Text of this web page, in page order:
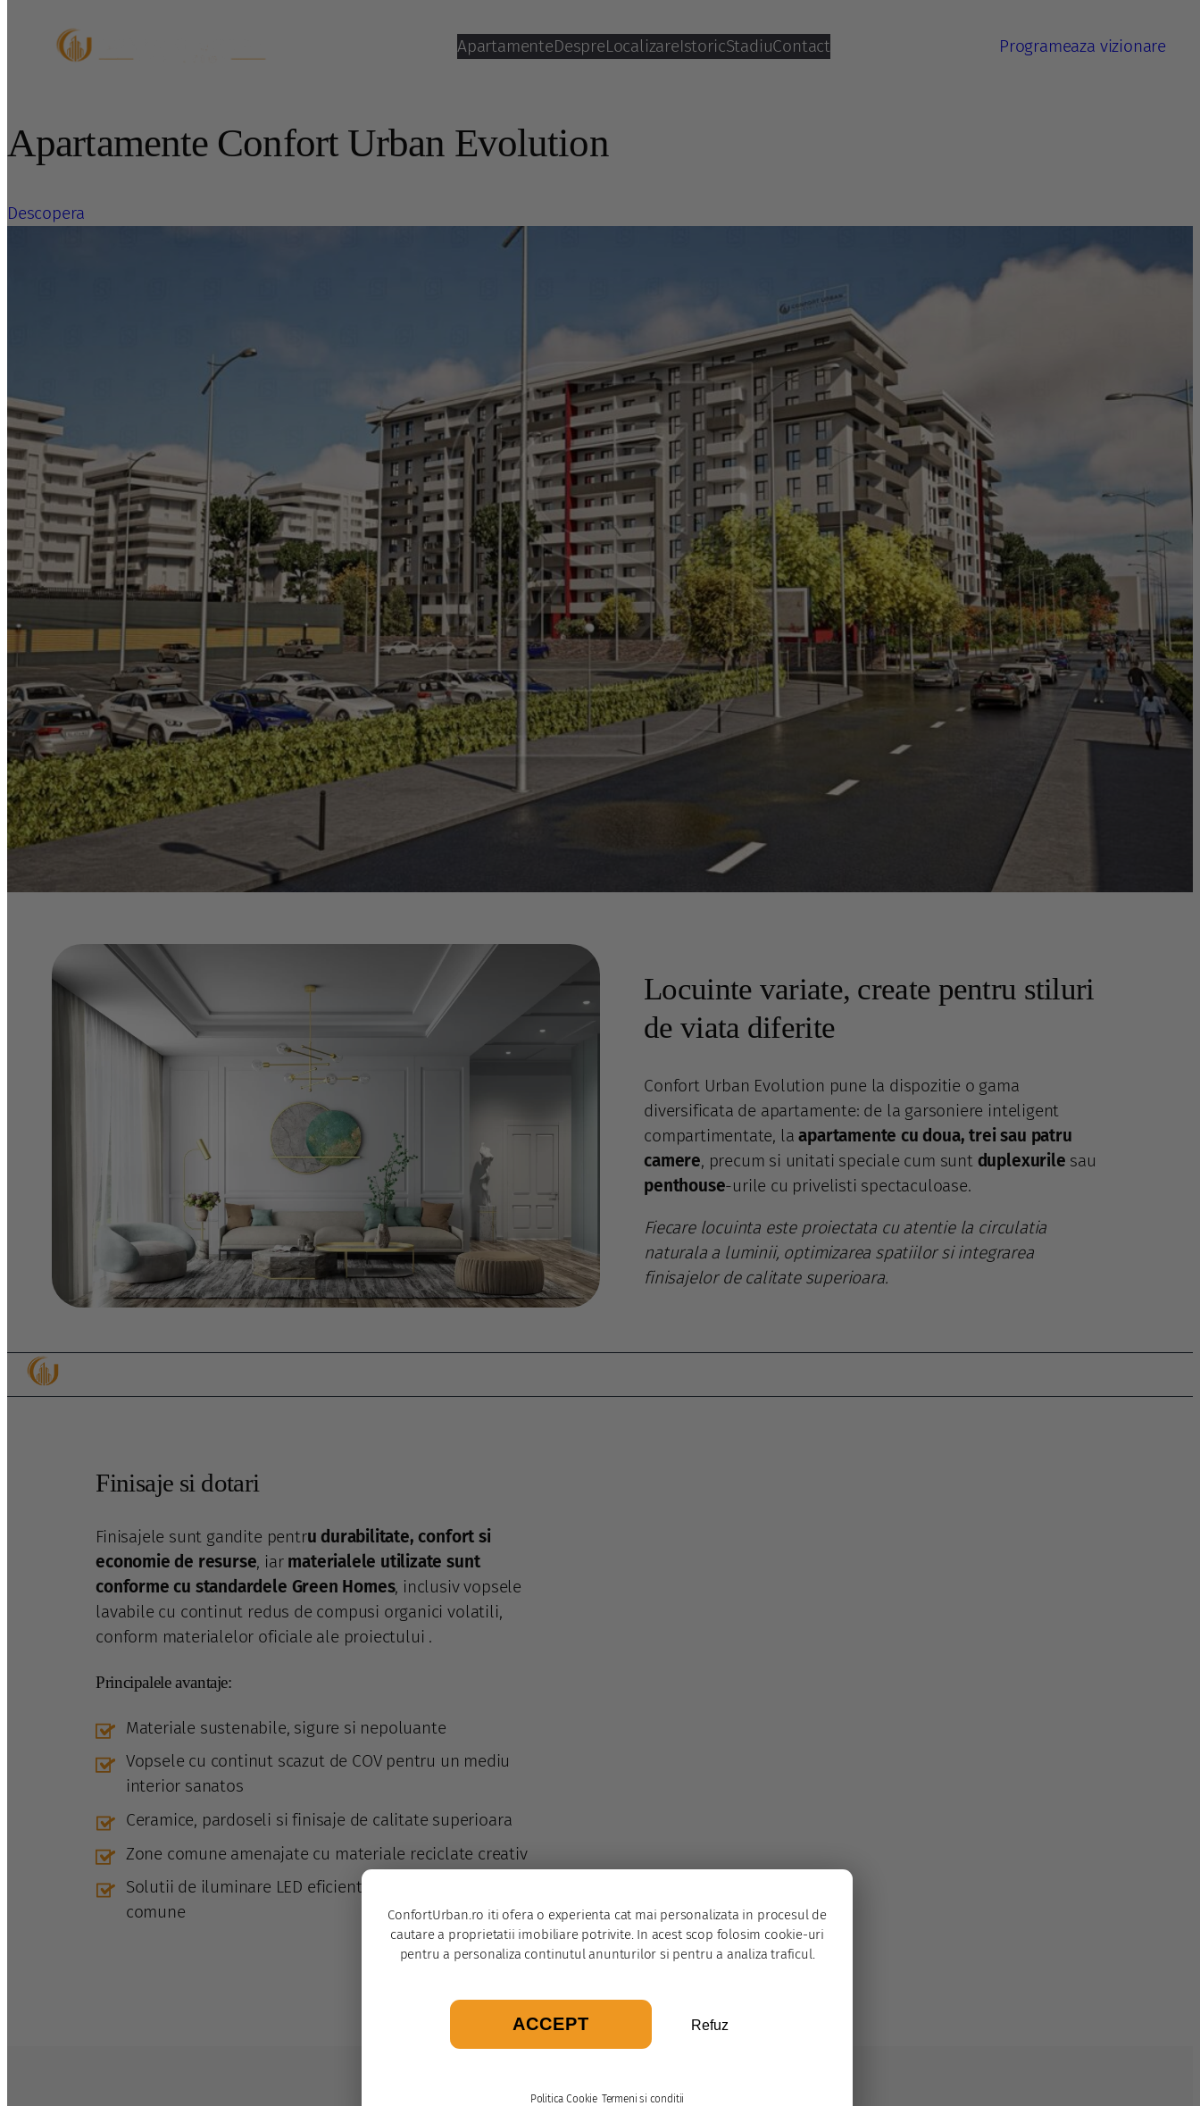
ApartamenteDespreLocalizareIstoricStadiuContact Programeaza vizionare
Apartamente Confort Urban Evolution
Descopera
Locuinte variate, create pentru stiluri
de viata diferite
Confort Urban Evolution pune la dispozitie o gama
diversificata de apartamente: de la garsoniere inteligent
compartimentate, laapartamente cu doua, trei sau patru
camere, precum si unitati speciale cum sunt duplexurile sau
penthouse-urile cu privelisti spectaculoase.
Fiecare locuinta este proiectata cu atentie la circulatia
naturala a luminii, optimizarea spatiilor si integrarea
finisajelor de calitate superioara.
Finisaje si dotari
Finisajele sunt gandite pentru durabilitate, confort si
economie de resurse, iarmaterialele utilizate sunt
conforme cu standardele Green Homes, inclusiv vopsele
lavabile cu continut redus de compusi organici volatili,
conform materialelor oficiale ale proiectului .
Principalele avantaje:
Materiale sustenabile, sigure si nepoluante
Vopsele cu continut scazut de COV pentru un mediu
interior sanatos
Ceramice, pardoseli si finisaje de calitate superioara
Zone comune amenajate cu materiale reciclate creativ
Solutii de iluminare LED eficiente energetic in spatiile
comune
ConfortUrban.ro iti ofera o experienta cat mai personalizata in procesul de
cautare a proprietatii imobiliare potrivite. In acest scop folosim cookie-uri
pentru a personaliza continutul anunturilor si pentru a analiza traficul.
ACCEPT Refuz
Politica Cookie Termeni si conditii